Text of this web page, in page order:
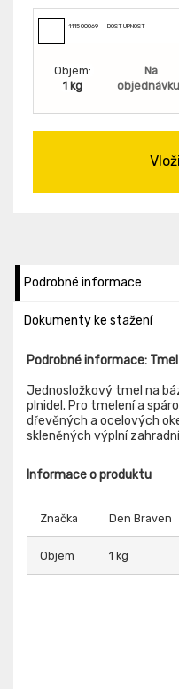
111500069 DOSTUPNOST
Objem:
1 kg
Na
objednávku
Podrobné informace
Dokumenty ke stažení
Podrobné informace:
Jednosložkový tmel na
plnidel. Pro tmelení a
dřevěných a ocelových
skleněných výplní
Informace o produktu
Značka Den Braven
Objem 1 kg